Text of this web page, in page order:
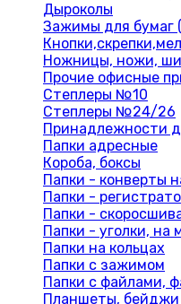
Дыроколы
Зажимы для бумаг
Ножницы, ножи,
Прочие офисные
Степлеры №10
Степлеры №24/26
Принадлежности
Папки адресные
Короба, боксы
Папки - конверты
Папки -
Папки -
Папки - уголки, на
Папки на кольцах
Папки с зажимом
Папки с файлами,
Планшеты, бейджи